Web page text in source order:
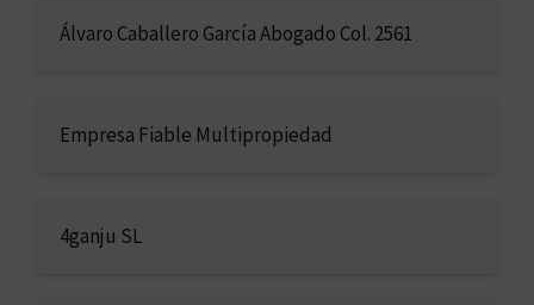
Álvaro Caballero García Abogado Col. 2561
Empresa Fiable Multipropiedad
4ganju SL